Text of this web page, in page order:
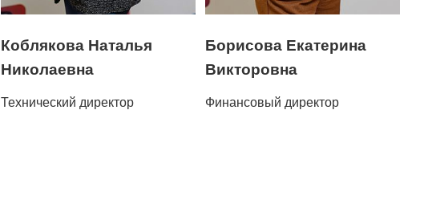
Коблякова Наталья
Николаевна
Технический директор
Борисова Екатерина
Викторовна
Финансовый директор